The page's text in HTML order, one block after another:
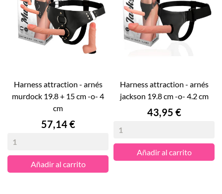
harness attraction - arnés
murdock 19.8 + 15 cm -o- 4
cm
Precio
57,14 €
Añadir al carrito
harness attraction - arnés
jackson 19.8 cm -o- 4.2 cm
Precio
43,95 €
Añadir al carrito